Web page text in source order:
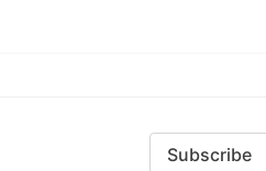
Subscribe